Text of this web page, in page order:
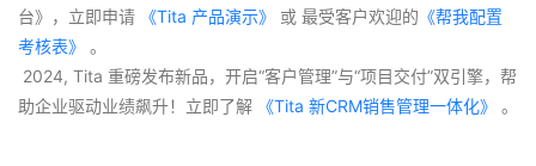
台》，立即申请 《Tita 产品演示》 或 最受客户欢迎的 《帮我配置
考核表》
。
助企业驱动业绩飙升！立即了解 《Tita 新CRM销售管理一体化》 。